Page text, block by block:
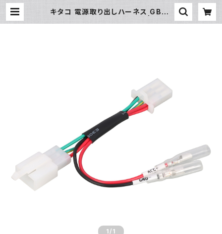
キタコ 電源取り出しハーネス GB35
1 /1